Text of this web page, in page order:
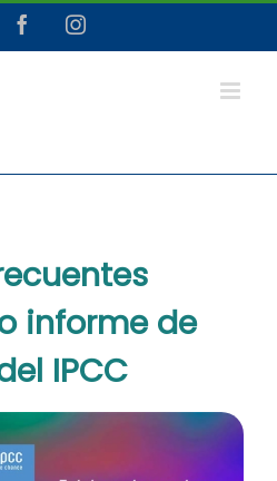
FacebookInstagram
informe de
IPCC